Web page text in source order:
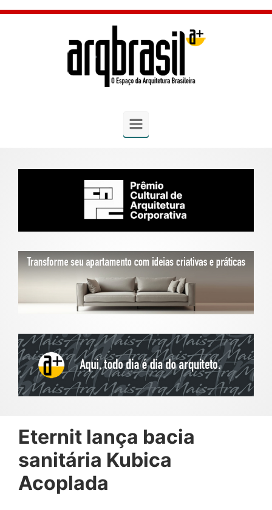
Skip to main content
Eternit lança bacia
sanitária Kubica
Acoplada